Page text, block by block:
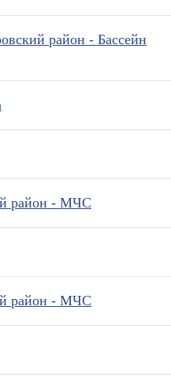
район - Бассейн
район - МЧС
район - МЧС